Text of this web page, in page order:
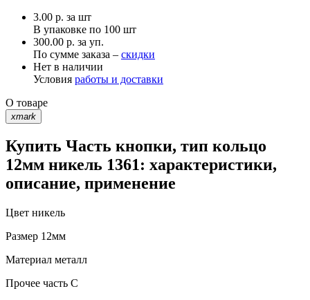
3.00 р. за шт
В упаковке по 100 шт
300.00 р. за уп.
По сумме заказа – скидки
Нет в наличии
Условия работы и доставки
О товаре
xmark
Купить Часть кнопки, тип кольцо
12мм никель 1361: характеристики,
описание, применение
Цвет никель
Размер 12мм
Материал металл
Прочее часть С